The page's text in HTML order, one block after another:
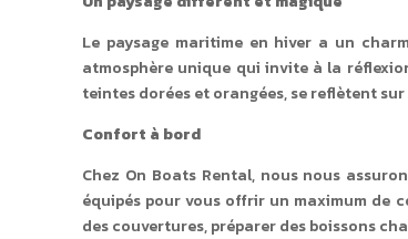
Le paysage maritime en hiver a un
atmosphère unique qui invite à la
teintes dorées et orangées, se reflètent
Confort à bord
Chez On Boats Rental, nous nous
équipés pour vous offrir un maximum de
des couvertures, préparer des boissons